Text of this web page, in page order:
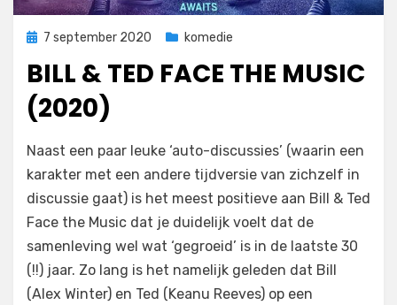
Geplaatst
7 september 2020 komedie
BILL & TED FACE THE MUSIC
(2020)
door Filmofiel.nl
Laat een reactie achter
op
&
Ted
Face
the
Music
(2020)
Naast een paar leuke ‘auto-discussies’ (waarin een
karakter met een andere tijdversie van zichzelf in
discussie gaat) is het meest positieve aan Bill & Ted
Face the Music dat je duidelijk voelt dat de
samenleving wel wat ‘gegroeid’ is in de laatste 30
(!!) jaar. Zo lang is het namelijk geleden dat Bill
(Alex Winter) en Ted (Keanu Reeves) op een